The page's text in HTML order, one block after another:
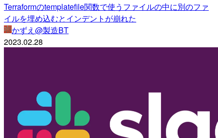
Terraformのtemplatefile関数で使うファイルの中に別のファ
イルを埋め込むとインデントが崩れた
かずえ@製造BT
2023.02.28